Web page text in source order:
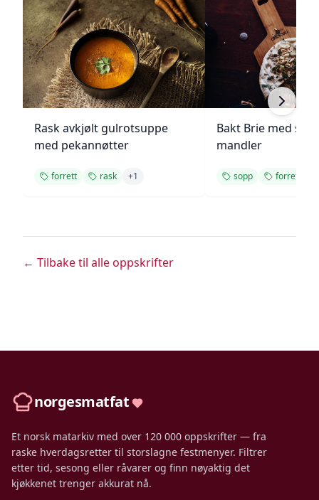
Rask avkjølt gulrotsuppe
med pekannøtter
forrett rask +1
Bakt Brie med
mandler
sopp forrett
← Tilbake til alle oppskrifter
norgesmatfat
Et norsk matarkiv med over 120 000 oppskrifter — fra
raske hverdagsretter til storslagne festmenyer. Filtrer
etter tid, sesong eller råvarer og finn nøyaktig det
kjøkkenet trenger akkurat nå.